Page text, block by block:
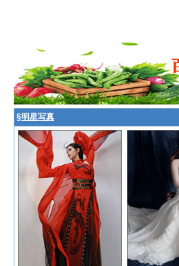
§明星写真